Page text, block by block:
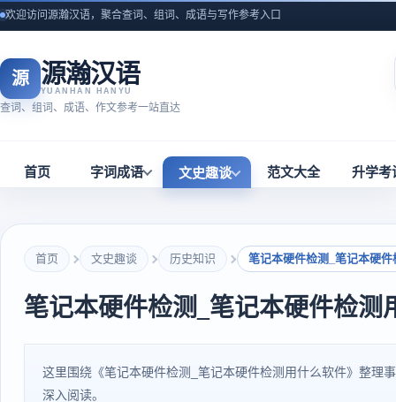
欢迎访问源瀚汉语，聚合查词、组词、成语与写作参考入口
源 源瀚汉语
YUANHAN HANYU
查词、组词、成语、作文参考一站直达
首页 字词成语 文史趣谈 范文大全 升学考
首页 文史趣谈 历史知识 笔记本硬件检测_笔记本硬
笔记本硬件检测_笔记本硬件检测
这里围绕《笔记本硬件检测_笔记本硬件检测用什么软件》整理
深入阅读。